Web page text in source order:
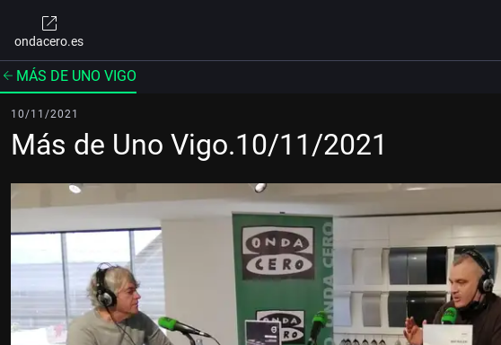
ondacero.es
MÁS DE UNO VIGO
10/11/2021
Más de Uno Vigo.10/11/2021